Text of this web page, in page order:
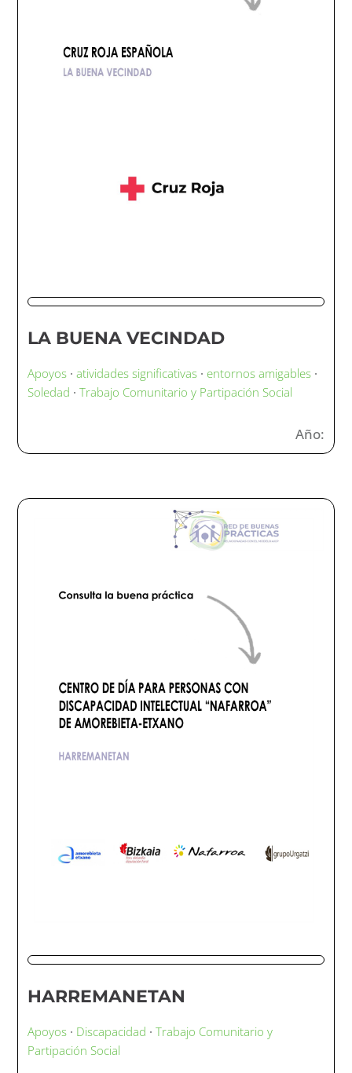
LA BUENA VECINDAD
Apoyos ·atividades significativas · entornos amigables ·
Soledad ·Trabajo Comunitario y Partipación Social
Año:
HARREMANETAN
Apoyos · Discapacidad ·Trabajo Comunitario y
Partipación Social